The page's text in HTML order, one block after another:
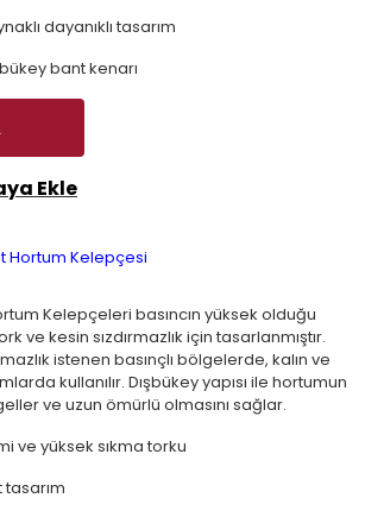
dayanıklı tasarım
bant kenarı
Ekle
Hortum Kelepçesi
Kelepçeleri basıncın yüksek olduğu
ve kesin sızdırmazlık için tasarlanmıştır.
istenen basınçlı bölgelerde, kalın ve
kullanılır. Dışbükey yapısı ile hortumun
ve uzun ömürlü olmasını sağlar.
ve yüksek sıkma torku
tasarım